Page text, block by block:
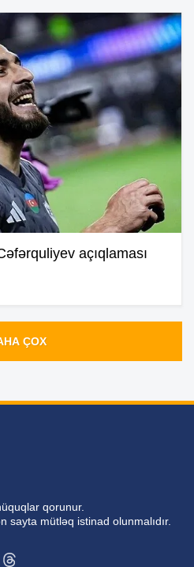
açıqlaması
ÇOX
qorunur.
sayta mütləq istinad olunmalıdır.